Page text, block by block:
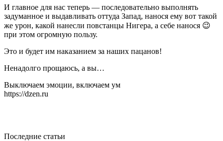
И главное для нас теперь — последовательно выполнять
задуманное и выдавливать оттуда Запад, нанося ему вот такой
же урон, какой нанесли повстанцы Нигера, а себе нанося 😉
при этом огромную пользу.
Это и будет им наказанием за наших пацанов!
Ненадолго прощаюсь, а вы…
Выключаем эмоции, включаем ум
https://dzen.ru
Последние статьи